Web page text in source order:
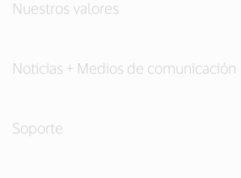
Nuestros valores
Noticias + Medios de comunicación
Soporte